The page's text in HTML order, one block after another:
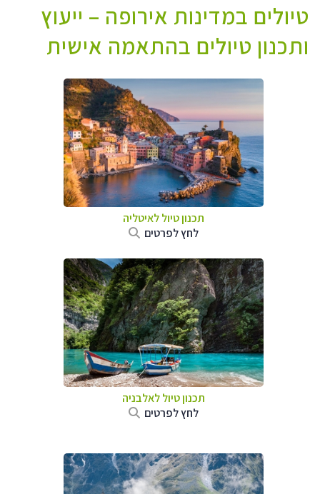
טיולים במדינות אירופה – ייעוץ
ותכנון טיולים בהתאמה אישית
תכנון טיול לאיטליה
לחץ לפרטים
תכנון טיול לאלבניה
לחץ לפרטים